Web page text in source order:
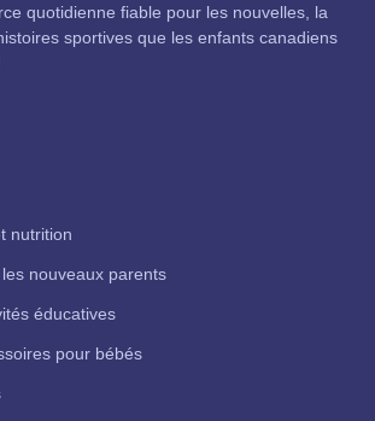
quotidienne fiable pour les nouvelles, la
sportives que les enfants canadiens
nutrition
nouveaux parents
éducatives
pour bébés